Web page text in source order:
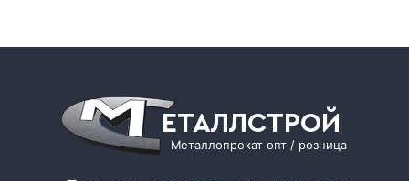
ЕТАЛЛСТРОЙ
Металлопрокат опт / розница